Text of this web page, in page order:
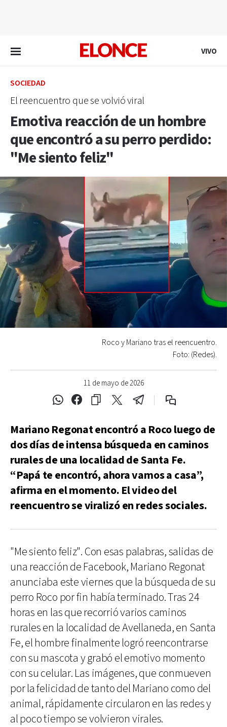
VIVO
SOCIEDAD
El reencuentro que se volvió viral
Emotiva reacción de un hombre
que encontró a su perro perdido:
"Me siento feliz"
11 de mayo de 2026
Roco y Mariano tras el reencuentro.
Foto: (Redes).
Mariano Regonat encontró a Roco luego de
dos días de intensa búsqueda en caminos
rurales de una localidad de Santa Fe.
“Papá te encontró, ahora vamos a casa”,
afirma en el momento. El video del
reencuentro se viralizó en redes sociales.
"Me siento feliz". Con esas palabras, salidas de
una reacción de Facebook, Mariano Regonat
anunciaba este viernes que la búsqueda de su
perro Roco por fin había terminado. Tras 24
horas en las que recorrió varios caminos
rurales en la localidad de Avellaneda, en Santa
Fe, el hombre finalmente logró reencontrarse
con su mascota y grabó el emotivo momento
con su celular. Las imágenes, que conmueven
por la felicidad de tanto del Mariano como del
animal, rápidamente circularon en las redes y
al poco tiempo se volvieron virales.